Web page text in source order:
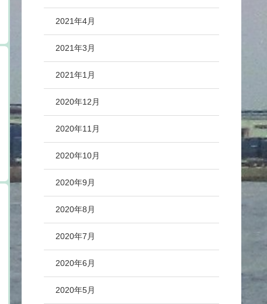
2021年4月
2021年3月
2021年1月
2020年12月
2020年11月
2020年10月
2020年9月
2020年8月
2020年7月
2020年6月
2020年5月